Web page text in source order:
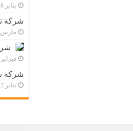
يناير 28, 2022
شركة
مارس 27,
فبراير 23,
شركة
يناير 2, 2022